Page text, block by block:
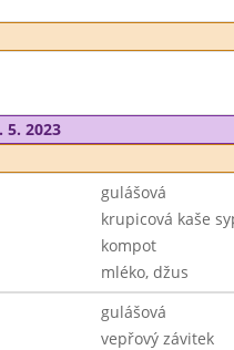
5. 2023
gulášová
krupicová kaše
kompot
mléko, džus
gulášová
vepřový závitek